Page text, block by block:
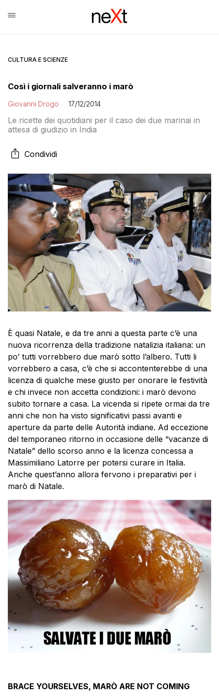
CULTURA E SCIENZE
Così i giornali salveranno i marò
Giovanni Drogo 17/12/2014
Le ricette dei quotidiani per il caso dei due marinai in
attesa di giudizio in India
Condividi
È quasi Natale, e da tre anni a questa parte c’è una
nuova ricorrenza della tradizione natalizia italiana: un
po’ tutti vorrebbero due marò sotto l’albero. Tutti li
vorrebbero a casa, c’è che si accontenterebbe di una
licenza di qualche mese giusto per onorare le festività
e chi invece non accetta condizioni: i marò devono
subito tornare a casa. La vicenda si ripete ormai da tre
anni che non ha visto significativi passi avanti e
aperture da parte delle Autorità indiane. Ad eccezione
del temporaneo ritorno in occasione delle “vacanze di
Natale” dello scorso anno e la licenza concessa a
Massimiliano Latorre per potersi curare in Italia.
Anche quest’anno allora fervono i preparativi per i
marò di Natale.
BRACE YOURSELVES, MARÒ ARE NOT COMING